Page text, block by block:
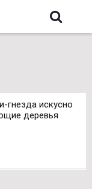
гнезда искусно
деревья